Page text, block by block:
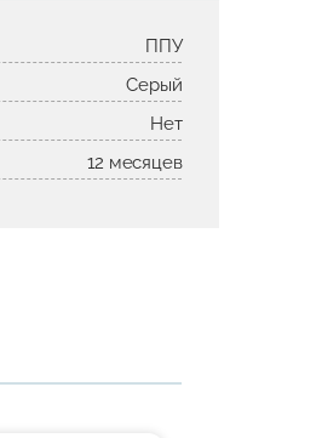
ППУ
Серый
Нет
12 месяцев